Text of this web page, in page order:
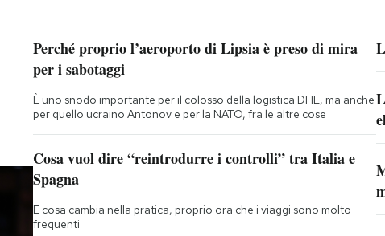
Perché proprio l’aeroporto di Lipsia è preso di mira
per i sabotaggi
È uno snodo importante per il colosso della logistica DHL, ma anche
per quello ucraino Antonov e per la NATO, fra le altre cose
Cosa vuol dire “reintrodurre i controlli” tra Italia e
Spagna
E cosa cambia nella pratica, proprio ora che i viaggi sono molto
frequenti